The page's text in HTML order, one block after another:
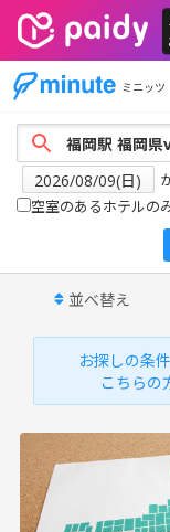
ミニッツ
空室のあるホテルの
並べ替え
お探しの条
こちらの